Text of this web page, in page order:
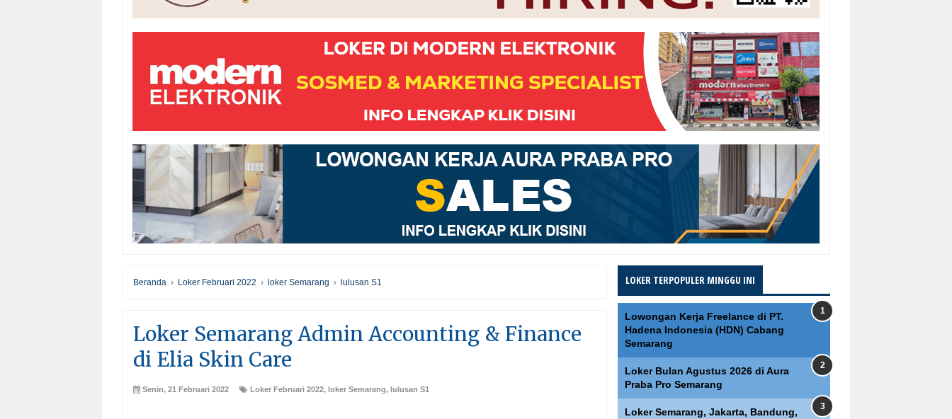
Beranda › Loker Februari 2022 › loker Semarang › lulusan S1
Loker Semarang Admin Accounting & Finance
di Elia Skin Care
Senin, 21 Februari 2022 Loker Februari 2022, loker Semarang, lulusan S1
LOKER TERPOPULER MINGGU INI
Lowongan Kerja Freelance di PT.
Hadena Indonesia (HDN) Cabang
Semarang
Loker Bulan Agustus 2026 di Aura
Praba Pro Semarang
Loker Semarang, Jakarta, Bandung,